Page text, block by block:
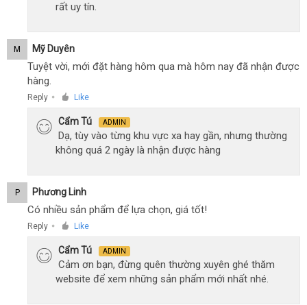
rất uy tín.
M Mỹ Duyên
Tuyệt vời, mới đặt hàng hôm qua mà hôm nay đã nhận được
hàng.
Reply ● Like
Cẩm Tú ADMIN
Dạ, tùy vào từng khu vực xa hay gần, nhưng thường
không quá 2 ngày là nhận được hàng
P Phương Linh
Có nhiều sản phẩm để lựa chọn, giá tốt!
Reply ● Like
Cẩm Tú ADMIN
Cảm ơn bạn, đừng quên thường xuyên ghé thăm
website để xem những sản phẩm mới nhất nhé.